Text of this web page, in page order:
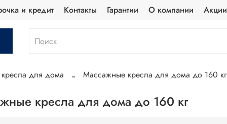
и кредит Контакты Гарантии О компании Акции
для дома Массажные кресла для дома до 160 кг
кресла для дома до 160 кг